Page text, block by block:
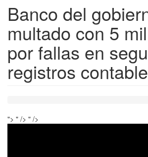
Banco del
multado con 5
por fallas en
registros
"> " /> " />